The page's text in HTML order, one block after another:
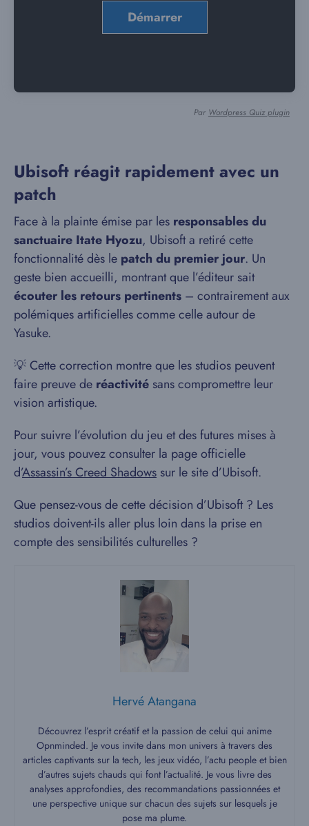
Par Wordpress Quiz plugin
Ubisoft réagit rapidement avec un
patch
Face à la plainte émise par les responsables du
sanctuaire Itate Hyozu, Ubisoft a retiré cette
fonctionnalité dès le patch du premier jour. Un
geste bien accueilli, montrant que l’éditeur sait
écouter les retours pertinents – contrairement aux
polémiques artificielles comme celle autour de
Yasuke.
💡 Cette correction montre que les studios peuvent
faire preuve de réactivité sans compromettre leur
vision artistique.
Pour suivre l’évolution du jeu et des futures mises à
jour, vous pouvez consulter la page officielle
d’Assassin’s Creed Shadows sur le site d’Ubisoft.
Que pensez-vous de cette décision d’Ubisoft ? Les
studios doivent-ils aller plus loin dans la prise en
compte des sensibilités culturelles ?
Hervé Atangana
Découvrez l’esprit créatif et la passion de celui qui anime
Opnminded. Je vous invite dans mon univers à travers des
articles captivants sur la tech, les jeux vidéo, l’actu people et bien
d’autres sujets chauds qui font l’actualité. Je vous livre des
analyses approfondies, des recommandations passionnées et
une perspective unique sur chacun des sujets sur lesquels je
pose ma plume.